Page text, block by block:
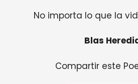
No importa lo que la
Blas
Compartir este